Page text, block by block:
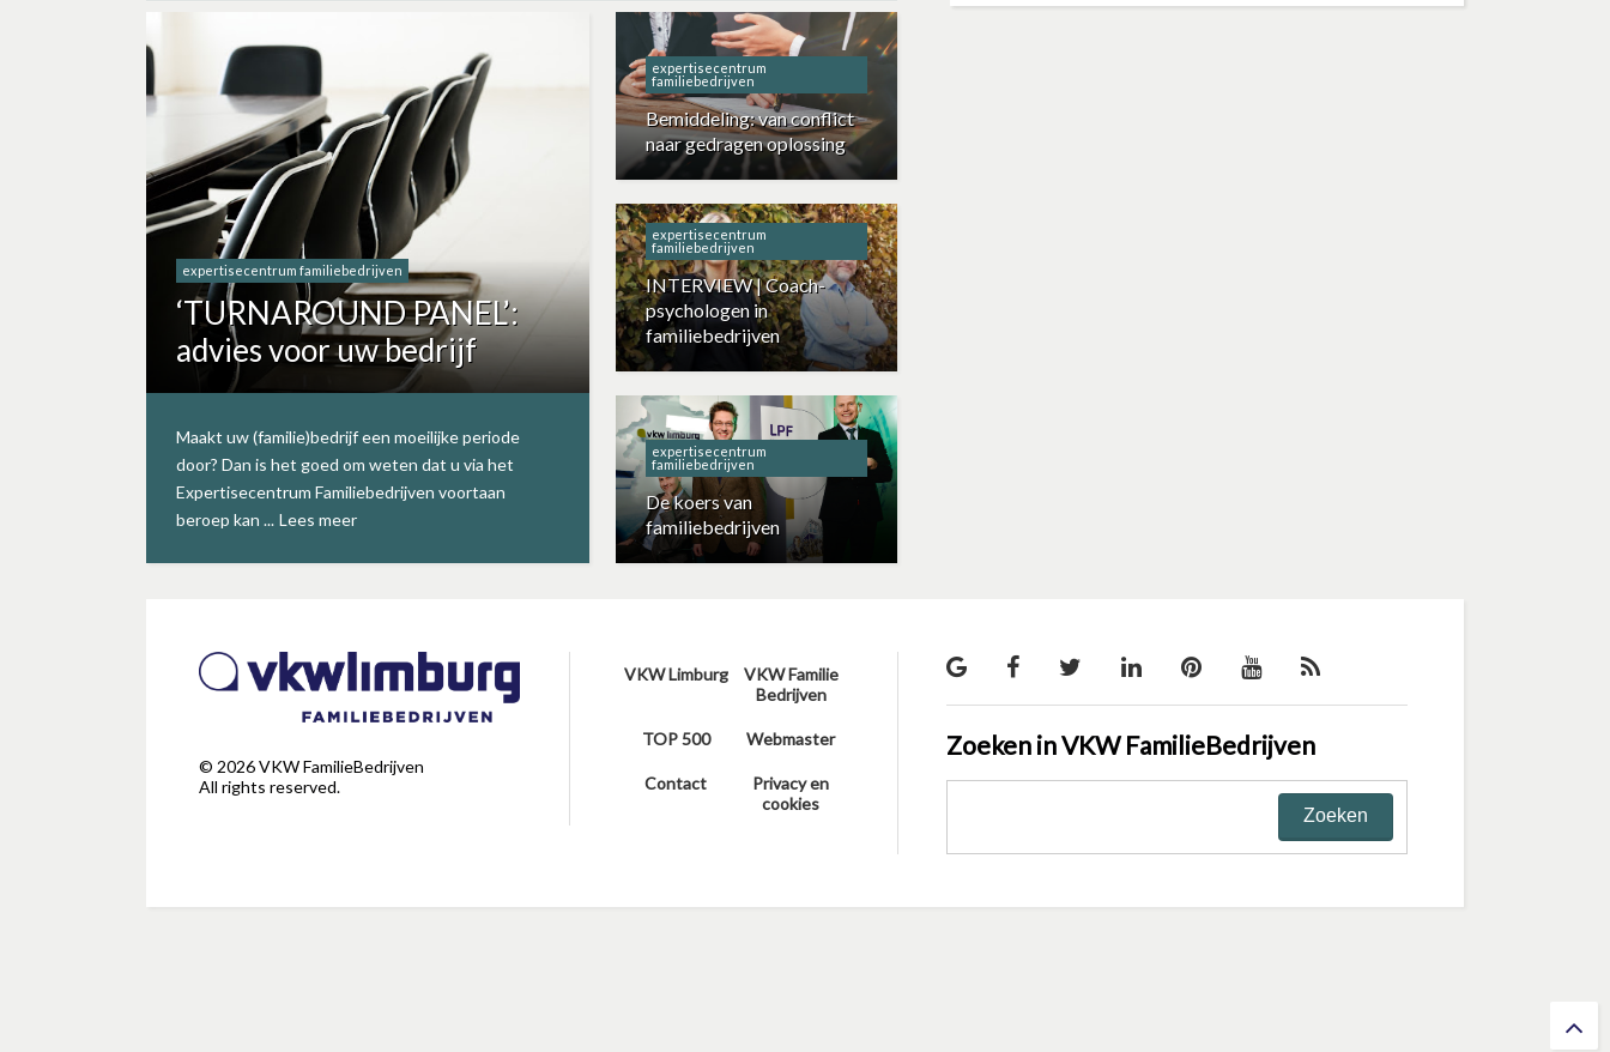
expertisecentrum familiebedrijven
‘TURNAROUND PANEL’:
advies voor uw bedrijf
Maakt uw (familie)bedrijf een moeilijke periode
door? Dan is het goed om weten dat u via het
Expertisecentrum Familiebedrijven voortaan
beroep kan ... Lees meer
expertisecentrum
familiebedrijven
Bemiddeling: van conflict
naar gedragen oplossing
expertisecentrum
familiebedrijven
INTERVIEW | Coach-
psychologen in
familiebedrijven
expertisecentrum
familiebedrijven
De koers van
familiebedrijven
© 2026VKW FamilieBedrijven
All rights reserved.
VKW Limburg
VKW Familie
Bedrijven
TOP 500 Webmaster
Contact
Privacy en
cookies
Zoeken in VKW FamilieBedrijven